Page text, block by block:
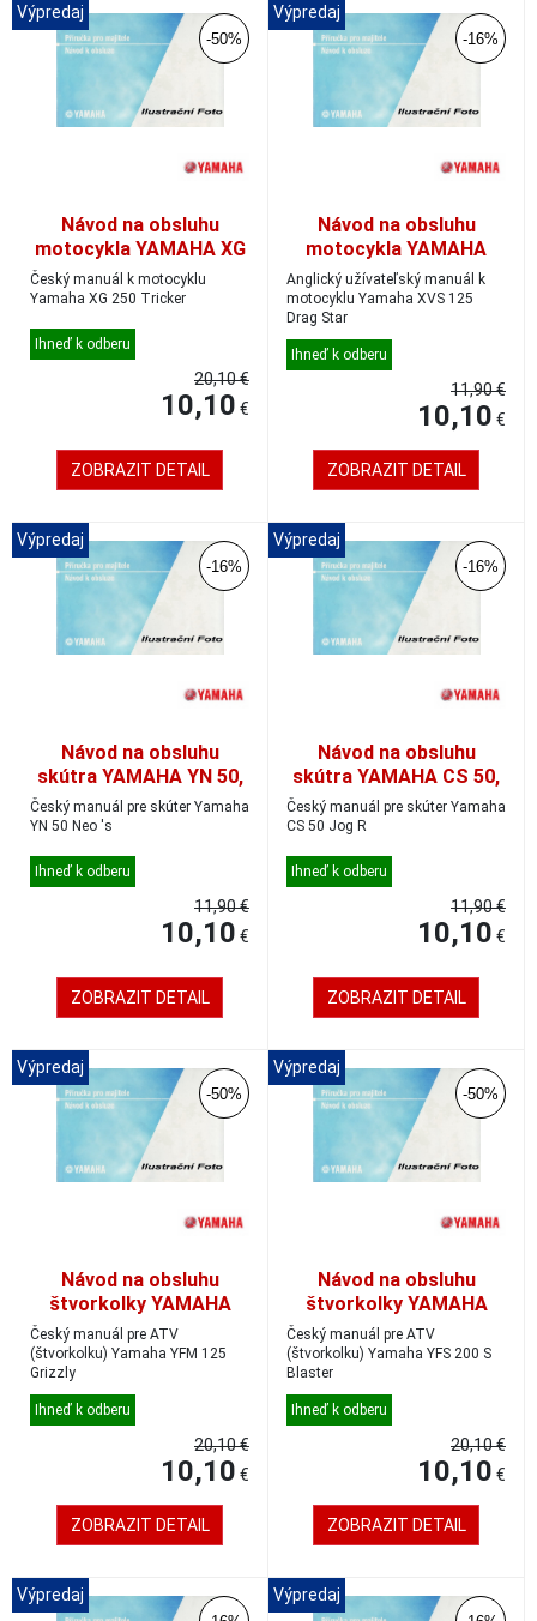
Výpredaj
-50%
Návod na obsluhu
motocykla YAMAHA XG
250 Tricker, český
Český manuál k motocyklu
Yamaha XG 250 Tricker
Ihneď k odberu
20,10 €
10,10 €
ZOBRAZIT DETAIL
Výpredaj
-16%
Návod na obsluhu
motocykla YAMAHA
XVS 125, anglický
Anglický užívateľský manuál k
motocyklu Yamaha XVS 125
Drag Star
Ihneď k odberu
11,90 €
10,10 €
ZOBRAZIT DETAIL
Výpredaj
-16%
Návod na obsluhu
skútra YAMAHA YN 50,
český
Český manuál pre skúter Yamaha
YN 50 Neo 's
Ihneď k odberu
11,90 €
10,10 €
ZOBRAZIT DETAIL
Výpredaj
-16%
Návod na obsluhu
skútra YAMAHA CS 50,
český
Český manuál pre skúter Yamaha
CS 50 Jog R
Ihneď k odberu
11,90 €
10,10 €
ZOBRAZIT DETAIL
Výpredaj
-50%
Návod na obsluhu
štvorkolky YAMAHA
YFM 125, český
Český manuál pre ATV
(štvorkolku) Yamaha YFM 125
Grizzly
Ihneď k odberu
20,10 €
10,10 €
ZOBRAZIT DETAIL
Výpredaj
-50%
Návod na obsluhu
štvorkolky YAMAHA
YFS 200 S, český
Český manuál pre ATV
(štvorkolku) Yamaha YFS 200 S
Blaster
Ihneď k odberu
20,10 €
10,10 €
ZOBRAZIT DETAIL
Výpredaj Výpredaj